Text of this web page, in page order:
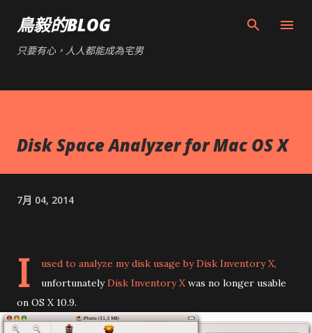
鳥毅的BLOG
只要有心，人人都能成為宅男
Disk Space Analyzer for Mac OS X
7月 04, 2014
I used to analyze my disk usage byDisk Inventory X,
unfortunatelyDisk Inventory Xwas no longer usable
on OS X 10.9.